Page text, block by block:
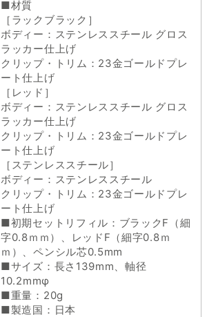
■材質
［ラックブラック］
ボディー：ステンレススチール グロス
ラッカー仕上げ
クリップ・トリム：23金ゴールドプレ
ート仕上げ
［レッド］
ボディー：ステンレススチール グロス
ラッカー仕上げ
クリップ・トリム：23金ゴールドプレ
ート仕上げ
［ステンレススチール］
ボディー：ステンレススチール
クリップ・トリム：23金ゴールドプレ
ート仕上げ
■初期セットリフィル：ブラックF（細
字0.8ｍｍ）、レッドF（細字0.8ｍ
ｍ）、ペンシル芯0.5mm
■サイズ：長さ139mm、軸径
10.2mmφ
■重量：20g
■製造国：日本